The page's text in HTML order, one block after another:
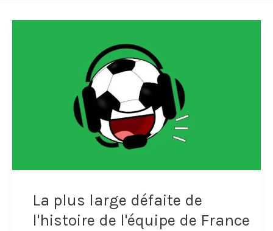
La plus large défaite de
l'histoire de l'équipe de France